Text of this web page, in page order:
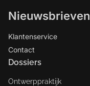
Nieuwsbrieven
Klantenservice
Contact
Dossiers
Ontwerppraktijk